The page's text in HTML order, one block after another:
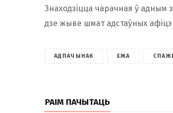
Знаходзіцца чарачная ў адным
дзе жыве шмат адстаўных
АДПАЧЫНАК ЕЖА
РАІМ ПАЧЫТАЦЬ